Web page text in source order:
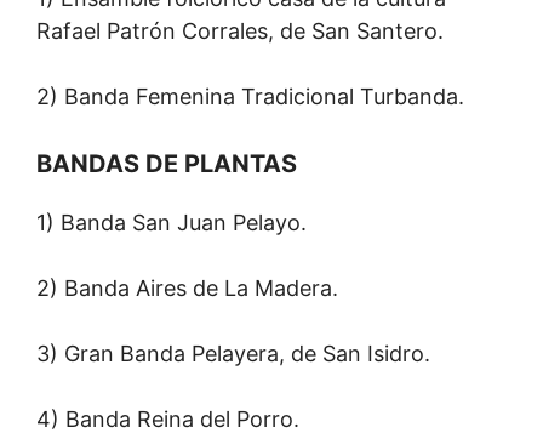
Rafael Patrón Corrales, de San Santero.
2) Banda Femenina Tradicional Turbanda.
BANDAS DE PLANTAS
1) Banda San Juan Pelayo.
2) Banda Aires de La Madera.
3) Gran Banda Pelayera, de San Isidro.
4) Banda Reina del Porro.